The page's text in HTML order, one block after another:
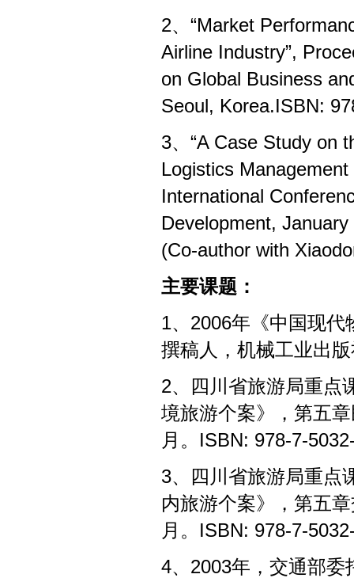
2、“Market
Airline Industry”,
on Global Business
Seoul, Korea.ISBN:
3、“A Case Study on
Logistics
International
Development,
(Co-author with
主要课题：
1、2006年《中国现
撰稿人，机械工业出
2、四川省旅游局重点
境旅游个案》，第五
月。ISBN: 978-7-
3、四川省旅游局重点
内旅游个案》，第五
月。ISBN: 978-7-
4、2003年，交通部